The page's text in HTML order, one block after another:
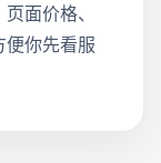
面价格、
你先看服